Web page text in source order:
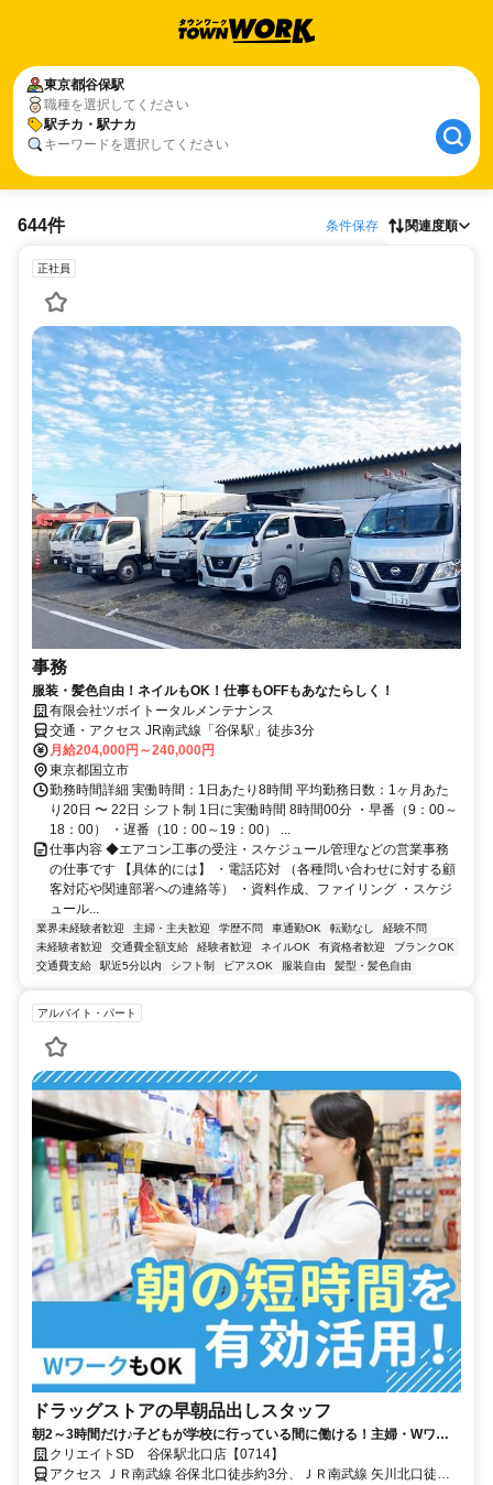
東京都谷保駅
職種を選択してください
駅チカ・駅ナカ
キーワードを選択してください
644件 条件保存 関連度順
正社員
事務
服装・髪色自由！ネイルもOK！仕事もOFFもあなたらしく！
有限会社ツボイトータルメンテナンス
交通・アクセス JR南武線「谷保駅」徒歩3分
月給204,000円～240,000円
東京都国立市
勤務時間詳細 実働時間：1日あたり8時間 平均勤務日数：1ヶ月あた
り20日 〜 22日 シフト制 1日に実働時間 8時間00分 ・早番（9：00～
18：00） ・遅番（10：00～19：00） ...
仕事内容 ◆エアコン工事の受注・スケジュール管理などの営業事務
の仕事です 【具体的には】 ・電話応対 （各種問い合わせに対する顧
客対応や関連部署への連絡等） ・資料作成、ファイリング ・スケジ
ュール...
業界未経験者歓迎 主婦・主夫歓迎 学歴不問 車通勤OK 転勤なし
経験不問
未経験者歓迎
交通費全額支給 経験者歓迎 ネイルOK 有資格者歓迎
ブランクOK
交通費支給
駅近5分以内 シフト制 ピアスOK 服装自由 髪型・髪色自由
アルバイト・パート
ドラッグストアの早朝品出しスタッフ
朝2～3時間だけ♪子どもが学校に行っている間に働ける！主婦・Wワー
ク活躍中
クリエイトSD 谷保駅北口店【0714】
アクセス ＪＲ南武線 谷保北口徒歩約3分、ＪＲ南武線 矢川北口徒歩